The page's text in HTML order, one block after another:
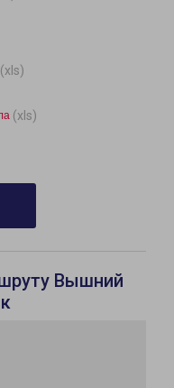
(xls)
(xls)
Вышний